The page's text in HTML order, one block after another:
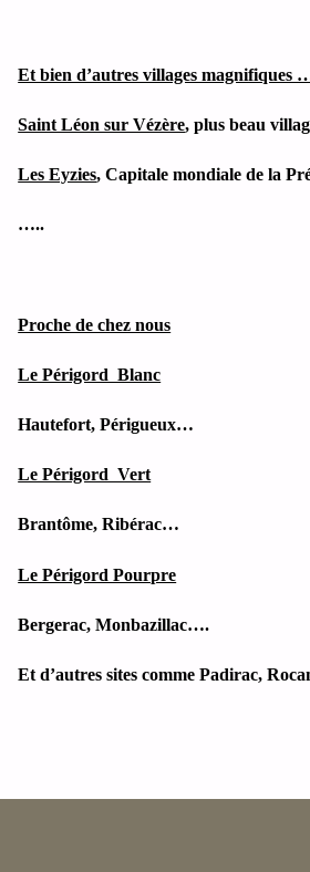
Et bien d’autres villages
Saint Léon sur Vézère, plus beau
Les Eyzies, Capitale mondiale de la
…..
Proche de chez nous
Le Périgord Blanc
Hautefort, Périgueux…
Le Périgord Vert
Brantôme, Ribérac…
Le Périgord Pourpre
Bergerac, Monbazillac….
Et d’autres sites comme Padirac,